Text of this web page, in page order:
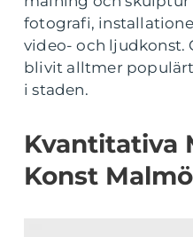
fotografi,
video- och ljudkonst.
blivit alltmer
i staden.
Kvantitativa
Konst Malmö